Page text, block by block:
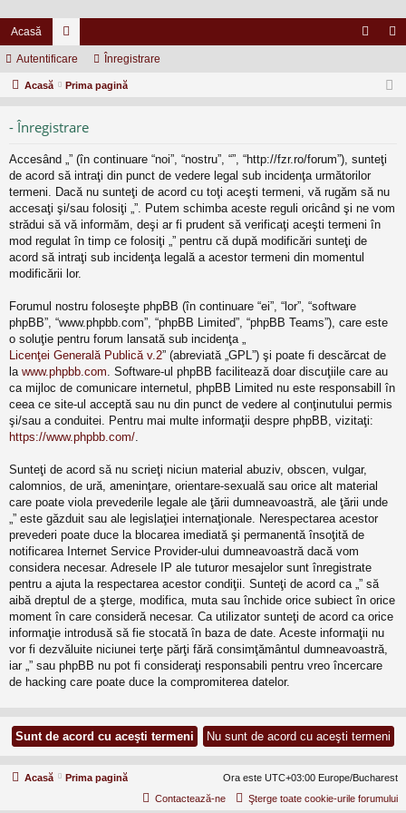
Acasă
or
u eg
Autentificare Înregistrare
Acasă Prima pagină
- Înregistrare
Accesând „” (în continuare “noi”, “nostru”, “”, “http://fzr.ro/forum”), sunteţi
de acord să intraţi din punct de vedere legal sub incidenţa următorilor
termeni. Dacă nu sunteţi de acord cu toţi aceşti termeni, vă rugăm să nu
accesaţi şi/sau folosiţi „”. Putem schimba aceste reguli oricând şi ne vom
strădui să vă informăm, deşi ar fi prudent să verificaţi aceşti termeni în
mod regulat în timp ce folosiţi „” pentru că după modificări sunteţi de
acord să intraţi sub incidenţa legală a acestor termeni din momentul
modificării lor.
Forumul nostru foloseşte phpBB (în continuare “ei”, “lor”, “software
phpBB”, “www.phpbb.com”, “phpBB Limited”, “phpBB Teams”), care este
o soluţie pentru forum lansată sub incidenţa „
Licenţei Generală Publică v.2” (abreviată „GPL”) şi poate fi descărcat de
la www.phpbb.com . Software-ul phpBB facilitează doar discuţiile care au
ca mijloc de comunicare internetul, phpBB Limited nu este responsabill în
ceea ce site-ul acceptă sau nu din punct de vedere al conţinutului permis
şi/sau a conduitei. Pentru mai multe informaţii despre phpBB, vizitaţi:
https://www.phpbb.com/
Sunteţi de acord să nu scrieţi niciun material abuziv, obscen, vulgar,
calomnios, de ură, ameninţare, orientare-sexuală sau orice alt material
care poate viola prevederile legale ale ţării dumneavoastră, ale ţării unde
„” este găzduit sau ale legislaţiei internaţionale. Nerespectarea acestor
prevederi poate duce la blocarea imediată şi permanentă însoţită de
notificarea Internet Service Provider-ului dumneavoastră dacă vom
considera necesar. Adresele IP ale tuturor mesajelor sunt înregistrate
pentru a ajuta la respectarea acestor condiţii. Sunteţi de acord ca „” să
aibă dreptul de a şterge, modifica, muta sau închide orice subiect în orice
moment în care consideră necesar. Ca utilizator sunteţi de acord ca orice
informaţie introdusă să fie stocată în baza de date. Aceste informaţii nu
vor fi dezvăluite niciunei terţe părţi fără consimţământul dumneavoastră,
iar „” sau phpBB nu pot fi consideraţi responsabili pentru vreo încercare
de hacking care poate duce la compromiterea datelor.
Acasă Prima pagină
Ora este UTC+03:00 Europe/Bucharest
Şterge toate cookie-urile forumului
Contactează-ne